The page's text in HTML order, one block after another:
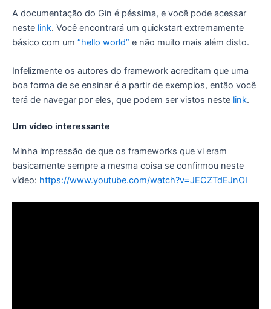
A documentação do Gin é péssima, e você pode acessar
neste link. Você encontrará um quickstart extremamente
básico com um “hello world” e não muito mais além disto.
Infelizmente os autores do framework acreditam que uma
boa forma de se ensinar é a partir de exemplos, então você
terá de navegar por eles, que podem ser vistos neste link.
Um vídeo interessante
Minha impressão de que os frameworks que vi eram
basicamente sempre a mesma coisa se confirmou neste
vídeo: https://www.youtube.com/watch?v=JECZTdEJnOI